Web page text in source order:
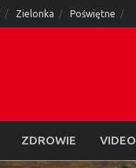
Zielonka Poświętne
ZDROWIE VIDEO